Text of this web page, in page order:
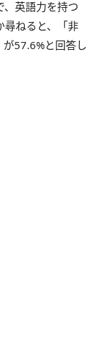
英語力を持つ
尋ねると、「非
57.6%と回答し